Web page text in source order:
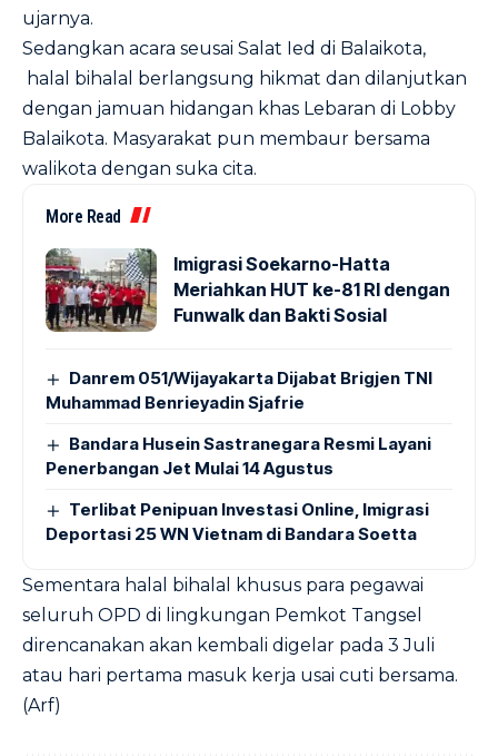
ujarnya.
Sedangkan acara seusai Salat Ied di Balaikota,
halal bihalal berlangsung hikmat dan dilanjutkan
dengan jamuan hidangan khas Lebaran di Lobby
Balaikota. Masyarakat pun membaur bersama
walikota dengan suka cita.
More Read
Imigrasi Soekarno-Hatta
Meriahkan HUT ke-81 RI dengan
Funwalk dan Bakti Sosial
Danrem 051/Wijayakarta Dijabat Brigjen TNI
Muhammad Benrieyadin Sjafrie
Bandara Husein Sastranegara Resmi Layani
Penerbangan Jet Mulai 14 Agustus
Terlibat Penipuan Investasi Online, Imigrasi
Deportasi 25 WN Vietnam di Bandara Soetta
Sementara halal bihalal khusus para pegawai
seluruh OPD di lingkungan Pemkot Tangsel
direncanakan akan kembali digelar pada 3 Juli
atau hari pertama masuk kerja usai cuti bersama.
(Arf)